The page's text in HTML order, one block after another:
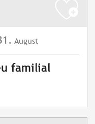
August
familial